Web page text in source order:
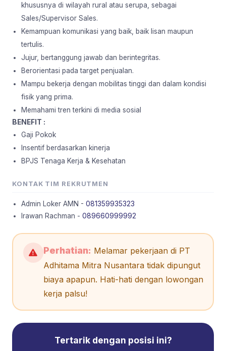
khususnya di wilayah rural atau serupa, sebagai
Sales/Supervisor Sales.
Kemampuan komunikasi yang baik, baik lisan maupun
tertulis.
Jujur, bertanggung jawab dan berintegritas.
Berorientasi pada target penjualan.
Mampu bekerja dengan mobilitas tinggi dan dalam kondisi
fisik yang prima.
Memahami tren terkini di media sosial
BENEFIT :
Gaji Pokok
Insentif berdasarkan kinerja
BPJS Tenaga Kerja & Kesehatan
KONTAK TIM REKRUTMEN
Admin Loker AMN - 081359935323
Irawan Rachman - 089660999992
Perhatian: Melamar pekerjaan di PT
Adhitama Mitra Nusantara tidak dipungut
biaya apapun. Hati-hati dengan lowongan
kerja palsu!
Tertarik dengan posisi ini?